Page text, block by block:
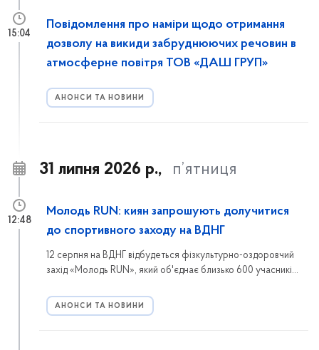
Повідомлення про наміри щодо отримання
дозволу на викиди забруднюючих речовин в
атмосферне повітря ТОВ «ДАШ ГРУП»
АНОНСИ ТА НОВИНИ
15:04
31 липня 2026 р., п’ятниця
Молодь RUN: киян запрошують долучитися
до спортивного заходу на ВДНГ
12 серпня на ВДНГ відбудеться фізкультурно-оздоровчий
захід «Молодь RUN», який об'єднає близько 600 учасників.
проєкту «Активні парки – локації здорової України».
АНОНСИ ТА НОВИНИ
12:48